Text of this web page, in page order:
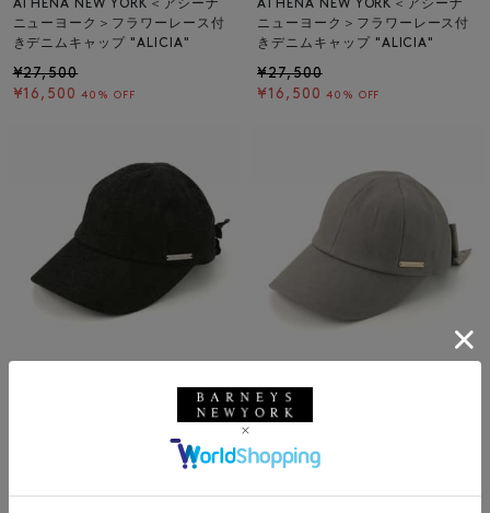
ATHENA NEW YORK＜アシーナ
ニューヨーク＞フラワーレース付
きデニムキャップ "ALICIA"
¥27,500
¥16,500 40% OFF
ATHENA NEW YORK＜アシーナ
ニューヨーク＞フラワーレース付
きデニムキャップ "ALICIA"
¥27,500
¥16,500 40% OFF
ATHENA NEW YORK＜アシーナ
きデニムキャップ "ALICIA"
ギフトラッピング不可
ATHENA NEW YORK＜アシーナ
キャップ "BECKEY"